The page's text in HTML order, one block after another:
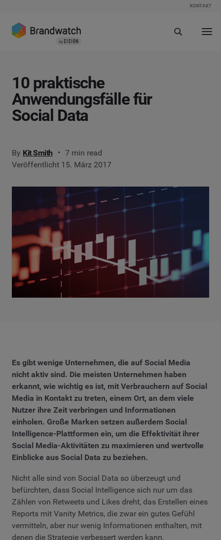
KONTAKT
10 praktische
Anwendungsfälle für
Social Data
By Kit Smith
7 min read
Veröffentlicht 15. März 2017
Es gibt wenige Unternehmen, die auf Social Media
nicht aktiv sind. Die meisten Unternehmen haben
erkannt, wie wichtig es ist, mit Verbrauchern auf Social
Media in Kontakt zu treten, einem Ort, an dem viele
Nutzer ihre Zeit verbringen und Informationen
einholen. Große Marken setzen außerdem Social
Intelligence-Plattformen ein, um die Effektivität ihrer
Social Media-Aktivitäten zu maximieren und wertvolle
Einblicke aus Social Data zu beziehen.
Nicht alle sind von Social Data so überzeugt und
befürchten, dass Social Intelligence sich nur um das
Zählen von Retweets und Likes dreht, das Erstellen eines
Reports mit Vanity Metrics, die zwar ein gutes Gefühl
vermitteln, aber nur wenig Informationen enthalten, mit
denen die Strategie verbessert werden kann.